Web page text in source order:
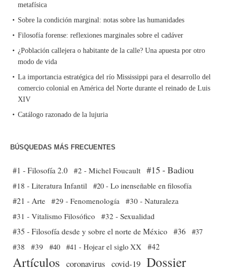
metafísica
Sobre la condición marginal: notas sobre las humanidades
Filosofía forense: reflexiones marginales sobre el cadáver
¿Población callejera o habitante de la calle? Una apuesta por otro
modo de vida
La importancia estratégica del río Mississippi para el desarrollo del
comercio colonial en América del Norte durante el reinado de Luis
XIV
Catálogo razonado de la lujuria
BÚSQUEDAS MÁS FRECUENTES
#1 - Filosofía 2.0 #2 - Michel Foucault #15 - Badiou
#18 - Literatura Infantil #20 - Lo inenseñable en filosofía
#21 - Arte #29 - Fenomenología
#30 - Naturaleza
#31 - Vitalismo Filosófico
#32 - Sexualidad
#35 - Filosofía desde y sobre el norte de México #36 #37
#38
#39 #40 #41 - Hojear el siglo XX #42
Artículos coronavirus covid-19 Dossier